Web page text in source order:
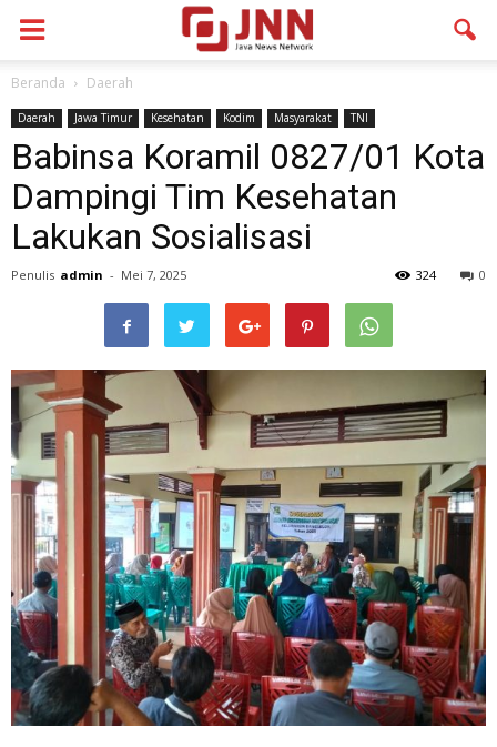
Beranda Daerah
Daerah Jawa Timur Kesehatan Kodim Masyarakat TNI
Babinsa Koramil 0827/01 Kota
Dampingi Tim Kesehatan
Lakukan Sosialisasi
Penulis admin - Mei 7, 2025 0
324